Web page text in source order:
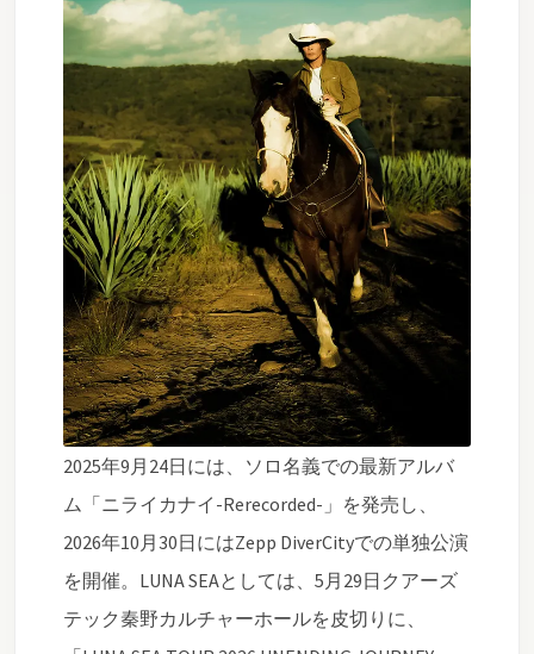
2025年9月24日には、ソロ名義での最新アルバ
ム「ニライカナイ-Rerecorded-」を発売し、
2026年10月30日にはZepp DiverCityでの単独公演
を開催。LUNA SEAとしては、5月29日クアーズ
テック秦野カルチャーホールを皮切りに、